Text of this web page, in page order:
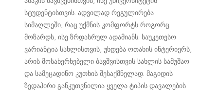
სტუდენტისთვის. ადვილად რეგულირება
სიმაღლეში, რაც უქმნის კომფორტს როგორც
მოზარდს, ისე ზრდასრულ ადამიანს. საუკეთესო
ვარიანტია სახლისთვის, უხდება ოთახის ინტერიერს,
არის მოსახერხებელი ბავშვისთვის სახლის სამუშაო
და სამეცადინო კუთხის შესაქმნელად. მაგიდის
ზედაპირი განკუთვნილია ყველა ტიპის დავალების